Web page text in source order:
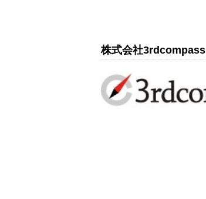
株式会社3rdcompass